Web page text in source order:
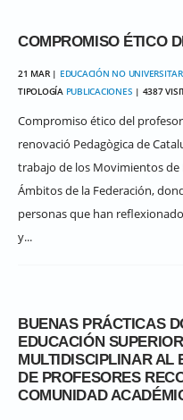
COMPROMISO ÉTICO
21 MAR | EDUCACIÓN NO
TIPOLOGÍA PUBLICACIONES | 4387
Compromiso ético del
renovació Pedagògica de
trabajo de los Movimientos de
Ámbitos de la Federación,
personas que han
y...
BUENAS PRÁCTICAS
EDUCACIÓN
MULTIDISCIPLINAR AL
DE PROFESORES
COMUNIDAD